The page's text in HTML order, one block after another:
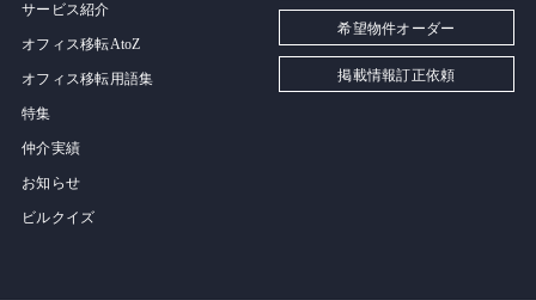
サービス紹介
オフィス移転AtoZ
オフィス移転用語集
特集
仲介実績
お知らせ
ビルクイズ
希望物件オーダー
掲載情報訂正依頼